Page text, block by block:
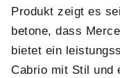
Produkt zeigt es
betone, dass
bietet ein
Cabrio mit Stil und